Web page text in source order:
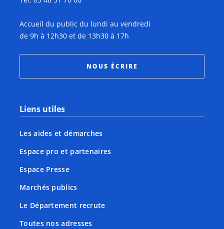
Accueil du public du lundi au vendredi
de 9h à 12h30 et de 13h30 à 17h
NOUS ÉCRIRE
Liens utiles
Les aides et démarches
Espace pro et partenaires
Espace Presse
Marchés publics
Le Département recrute
Toutes nos adresses